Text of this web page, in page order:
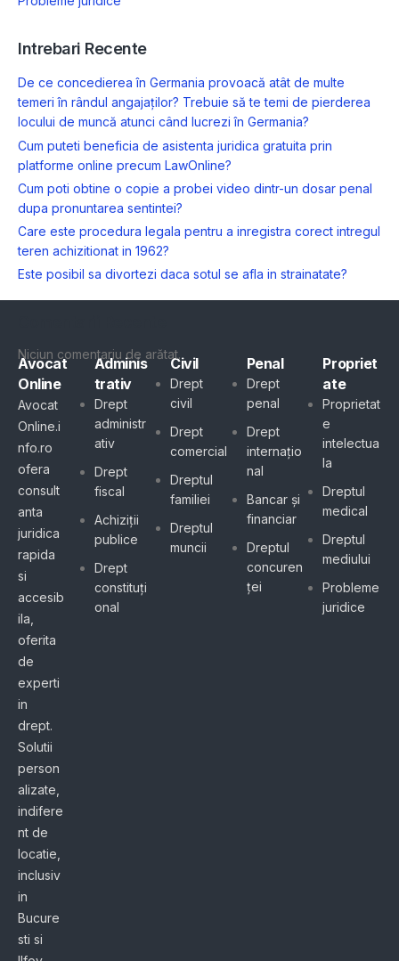
Intrebari Recente
De ce concedierea în Germania provoacă atât de multe
temeri în rândul angajaților? Trebuie să te temi de pierderea
locului de muncă atunci când lucrezi în Germania?
Cum puteti beneficia de asistenta juridica gratuita prin
platforme online precum LawOnline?
Cum poti obtine o copie a probei video dintr-un dosar penal
dupa pronuntarea sentintei?
Care este procedura legala pentru a inregistra corect intregul
teren achizitionat in 1962?
Este posibil sa divortezi daca sotul se afla in strainatate?
Niciun comentariu de arătat.
Avocat
Online
Avocat
Online.i
nfo.ro
ofera
consult
anta
juridica
rapida
si
accesib
ila,
oferita
de
experti
in
drept.
Solutii
person
alizate,
indifere
nt de
locatie,
inclusiv
in
Bucure
sti si
Adminis
trativ
Drept
administr
ativ
Drept
fiscal
Achiziții
publice
Drept
constituți
onal
Civil
Drept
civil
Drept
comercial
Dreptul
familiei
Dreptul
muncii
Penal
Drept
penal
Drept
internațio
nal
Bancar și
financiar
Dreptul
concuren
ței
Propriet
ate
Proprietat
e
intelectua
la
Dreptul
medical
Dreptul
mediului
Probleme
juridice